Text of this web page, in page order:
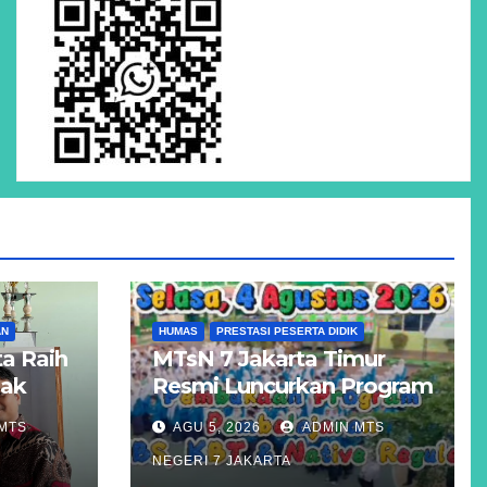
Raih
HUMAS PRESTASI PESERTA DIDIK
MTsN 7 Jakarta Timur
Resmi Luncurkan Program
Unggulan KBS, KBT, dan
Kelas Reguler Native
AGU 5, 2026 ADMIN MTS
NEGERI 7 JAKARTA